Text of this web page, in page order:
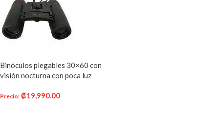
Binóculos plegables 30×60 con
visión nocturna con poca luz
excursiones, caza, etc.
Precio: ₡19,990.00